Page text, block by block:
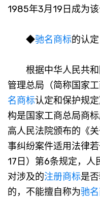
1985年3月19日成为该
◆驰名商标的认定
根据中华人民共和
管理总局（简称国家
名商标认定和保护规定
构是国家工商总局商
高人民法院颁布的《
事纠纷案件适用法律
17日）第6条规定，人
对涉及的注册商标是
的，不能擅自称为驰